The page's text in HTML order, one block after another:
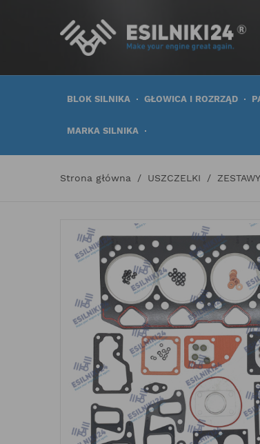
BLOK SILNIKA GŁOWICA I ROZRZĄD
MARKA SILNIKA
Strona główna USZCZELKI